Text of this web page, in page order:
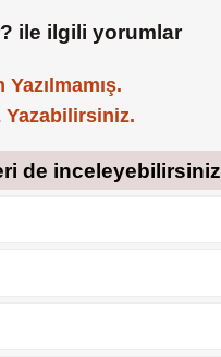
ile ilgili yorumlar
Yazabilirsiniz.
de inceleyebilirsiniz